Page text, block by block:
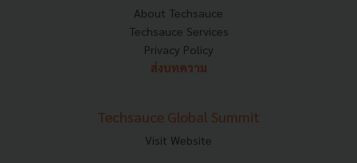
About Techsauce
Techsauce Services
Privacy Policy
ส่งบทความ
Techsauce Global Summit
Visit Website